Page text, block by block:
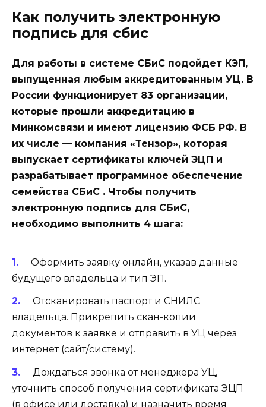
Как получить электронную
подпись для сбис
Для работы в системе СБиС подойдет КЭП,
выпущенная любым аккредитованным УЦ. В
России функционирует 83 организации,
которые прошли аккредитацию в
Минкомсвязи и имеют лицензию ФСБ РФ. В
их числе — компания «Тензор», которая
выпускает сертификаты ключей ЭЦП и
разрабатывает программное обеспечение
семейства СБиС . Чтобы получить
электронную подпись для СБиС,
необходимо выполнить 4 шага:
Оформить заявку онлайн, указав данные
будущего владельца и тип ЭП.
Отсканировать паспорт и СНИЛС
владельца. Прикрепить скан-копии
документов к заявке и отправить в УЦ через
интернет (сайт/систему).
Дождаться звонка от менеджера УЦ,
уточнить способ получения сертификата ЭЦП
(в офисе или доставка) и назначить время